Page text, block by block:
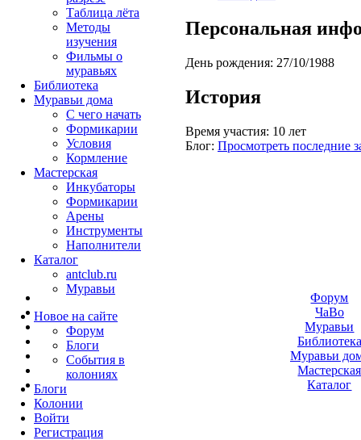
Персональная
День рождения: 27/10/1988
История
Время участия: 10 лет
Блог: Просмотреть последние
Таблица лёта
Методы
изучения
Фильмы о
муравьях
Библиотека
Муравьи дома
С чего начать
Формикарии
Условия
Кормление
Мастерская
Инкубаторы
Формикарии
Арены
Инструменты
Наполнители
Каталог
antclub.ru
Муравьи
Новое на сайте
Форум
Блоги
События в
колониях
Блоги
Колонии
Войти
Peгиcтpaция
Форум
ЧаВо
Муравьи
Библиотека
Муравьи
Мастерская
Каталог